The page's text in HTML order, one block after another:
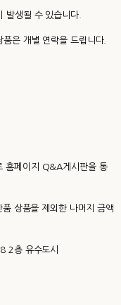
발생될 수 있습니다.
은 개별 연락을 드립니다.
홈페이지 Q&A게시판을 통
상품을 제외한 나머지 금액
2층 유수도시